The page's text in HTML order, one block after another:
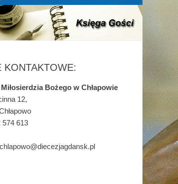
KONTAKTOWE:
Bożego w Chłapowie
12,
574 613